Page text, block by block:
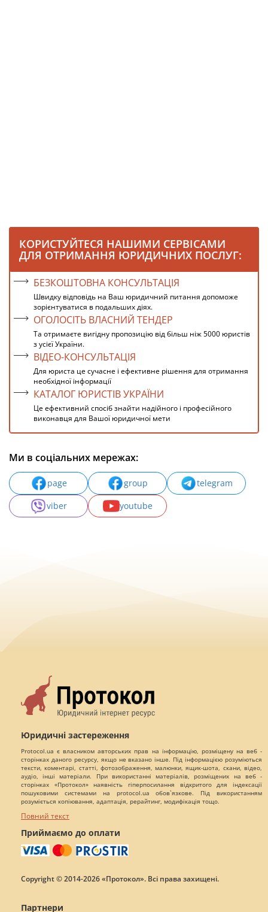
КОРИСТУЙТЕСЯ НАШИМИ СЕРВІСАМИ
ДЛЯ ОТРИМАННЯ ЮРИДИЧНИХ ПОСЛУГ:
БЕЗКОШТОВНА КОНСУЛЬТАЦІЯ
Швидку відповідь на Ваш юридичний питання допоможе
зорієнтуватися в подальших діях.
ОГОЛОСІТЬ ВЛАСНИЙ ТЕНДЕР
Та отримаєте вигідну пропозицію від більш ніж 5000 юристів
з усієї України.
ВІДЕО-КОНСУЛЬТАЦІЯ
Для юриста це сучасне і ефективне рішення для отримання
необхідної інформації
КАТАЛОГ ЮРИСТІВ УКРАЇНИ
Це ефективний спосіб знайти надійного і професійного
виконавця для Вашої юридичної мети
Ми в соціальних мережах:
page group
telegram
viber
youtube
Юридичні застереження
Protocol.ua є власником авторських прав на інформацію, розміщену на веб -
сторінках даного ресурсу, якщо не вказано інше. Під інформацією розуміються
тексти, коментарі, статті, фотозображення, малюнки, ящик-шота, скани, відео,
аудіо, інші матеріали. При використанні матеріалів, розміщених на веб -
сторінках «Протокол» наявність гіперпосилання відкритого для індексації
пошуковими системами на protocol.ua обов`язкове. Під використанням
розуміється копіювання, адаптація, рерайтинг, модифікація тощо.
Повний текст
Приймаємо до оплати
Copyright © 2014-2026 «Протокол». Всі права захищені.
Партнери